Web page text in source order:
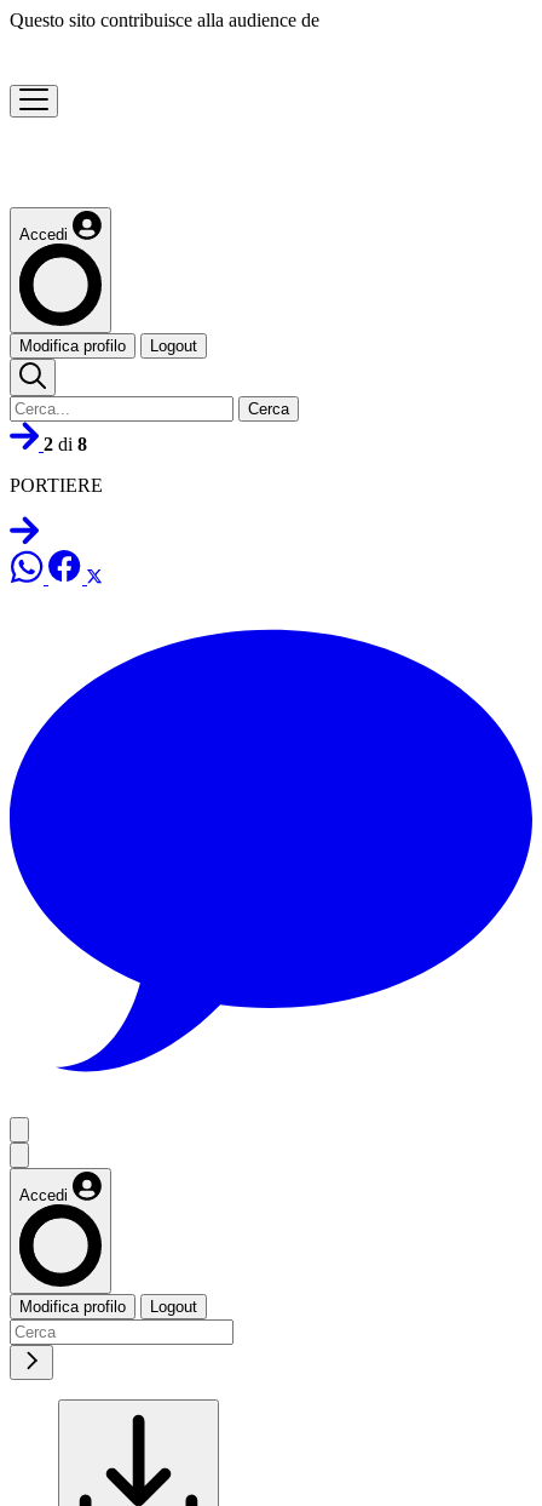
Questo sito contribuisce alla audience de
Accedi
Modifica profilo Logout
Cerca
2 di 8
PORTIERE
Accedi
Modifica profilo Logout